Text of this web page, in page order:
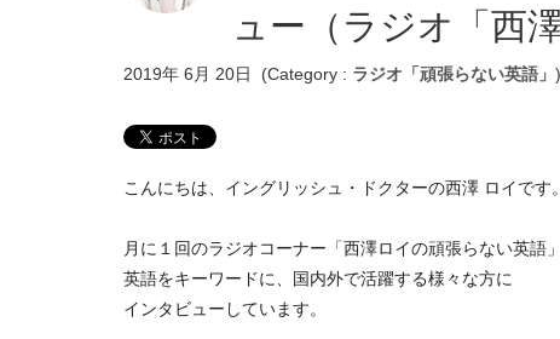
ュー（ラジオ「西
2019年 6月 20日 (Category : ラジオ「頑張らない英語」)
こんにちは、イングリッシュ・ドクターの西澤 ロイです。
月に１回のラジオコーナー「西澤ロイの頑張らない英語」
英語をキーワードに、国内外で活躍する様々な方に
インタビューしています。